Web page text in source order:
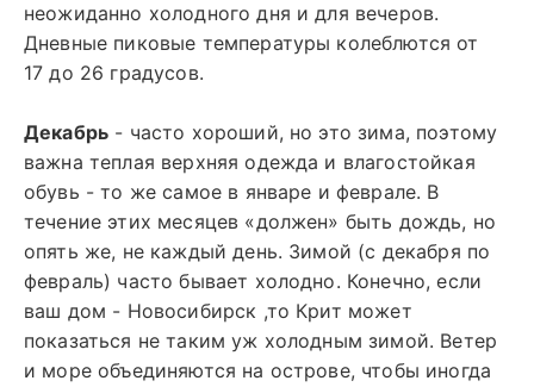
неожиданно холодного дня и для вечеров.
Дневные пиковые температуры колеблются от
17 до 26 градусов.
Декабрь - часто хороший, но это зима, поэтому
важна теплая верхняя одежда и влагостойкая
обувь - то же самое в январе и феврале. В
течение этих месяцев «должен» быть дождь, но
опять же, не каждый день. Зимой (с декабря по
февраль) часто бывает холодно. Конечно, если
ваш дом - Новосибирск ,то Крит может
показаться не таким уж холодным зимой. Ветер
и море объединяются на острове, чтобы иногда